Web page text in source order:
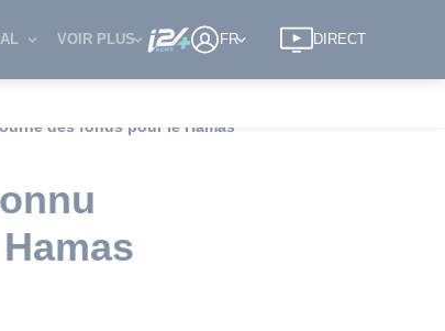
VOIR PLUS FR DIRECT
des fonds pour le Hamas